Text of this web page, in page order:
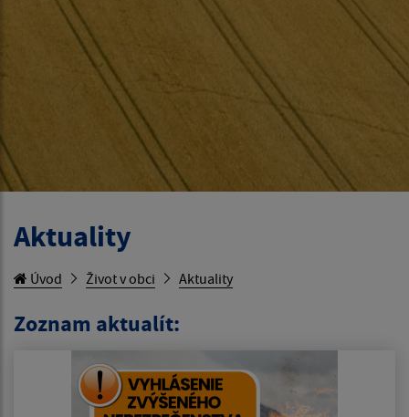
Aktuality
Úvod Život v obci Aktuality
Zoznam aktualít: